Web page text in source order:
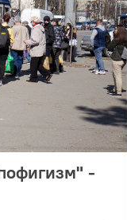
-